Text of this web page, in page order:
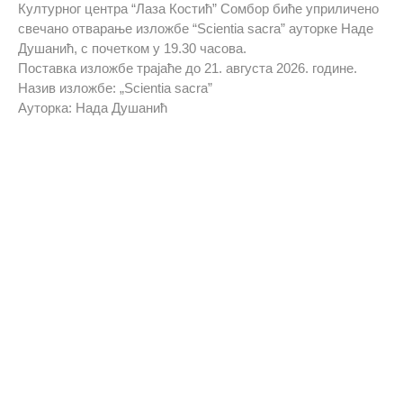
Културног центра “Лаза Костић” Сомбор биће уприличено
свечано отварање изложбе “Scientia sacra” ауторке Наде
Душанић, с почетком у 19.30 часова.
Поставка изложбе трајаће до 21. августа 2026. године.
Назив изложбе: „Scientia sacra”
Ауторка: Нада Душанић